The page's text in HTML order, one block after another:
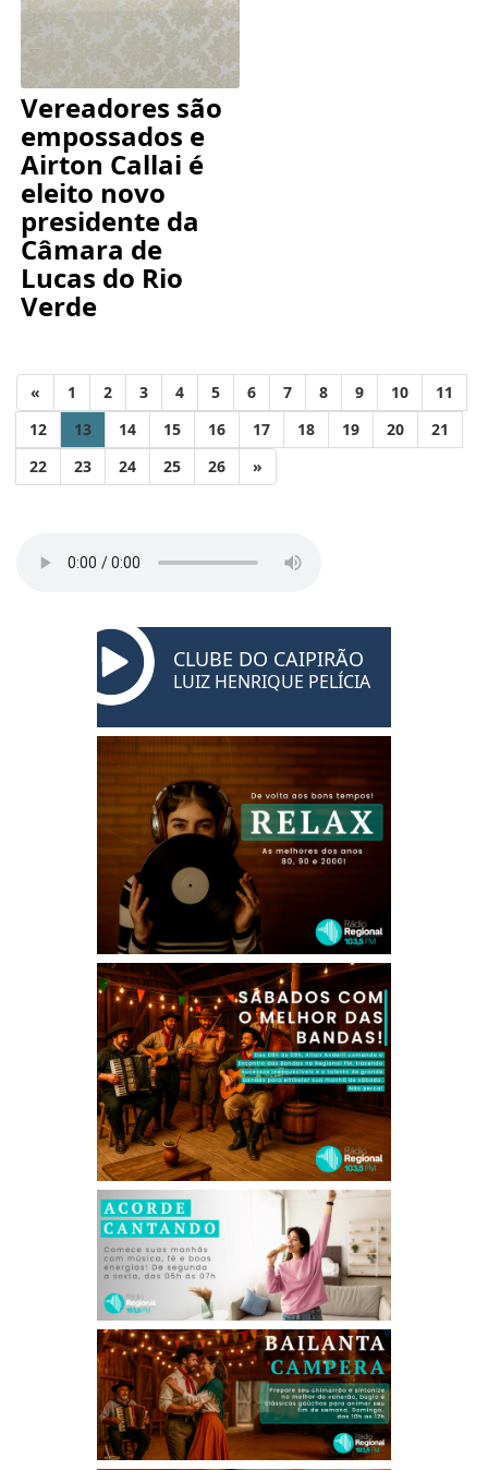
Vereadores são
empossados e
Airton Callai é
eleito novo
presidente da
Câmara de
Lucas do Rio
Verde
« 1 2 3 4 5 6 7 8 9 10
11
12
13 14 15 16 17 18 19 20
21
22
23 24 25 26 »
CLUBE DO CAIPIRÃO
LUIZ HENRIQUE PELÍCIA